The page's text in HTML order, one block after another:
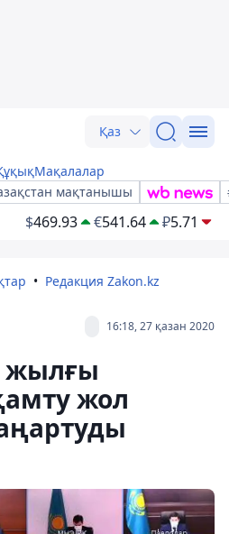
Қаз
Мақалалар
мақтанышы
$469.93 €541.64 ₽5.71
Редакция Zakon.kz
16:18, 27 қазан 2020
жылғы
жол